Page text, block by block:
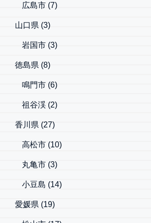
広島市 (7)
山口県 (3)
岩国市 (3)
徳島県 (8)
鳴門市 (6)
祖谷渓 (2)
香川県 (27)
高松市 (10)
丸亀市 (3)
小豆島 (14)
愛媛県 (19)